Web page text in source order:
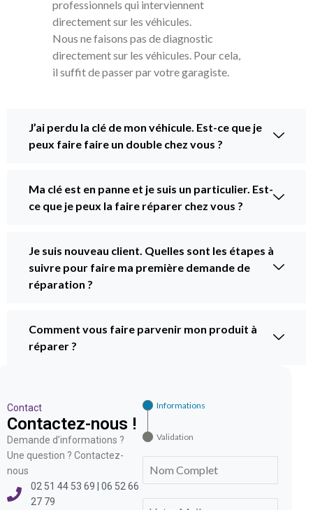
professionnels qui interviennent
directement sur les véhicules.
Nous ne faisons pas de diagnostic
directement sur les véhicules. Pour cela,
il suffit de passer par votre garagiste.
J’ai perdu la clé de mon véhicule. Est-ce que je
peux faire faire un double chez vous ?
Ma clé est en panne et je suis un particulier. Est-
ce que je peux la faire réparer chez vous ?
Je suis nouveau client. Quelles sont les étapes à
suivre pour faire ma première demande de
réparation ?
Comment vous faire parvenir mon produit à
réparer ?
Contact
Contactez-nous !
Demande d’informations ?
Une question ? Contactez-
nous
02 51 44 53 69 | 06 52 66
27 79
Informations
Validation